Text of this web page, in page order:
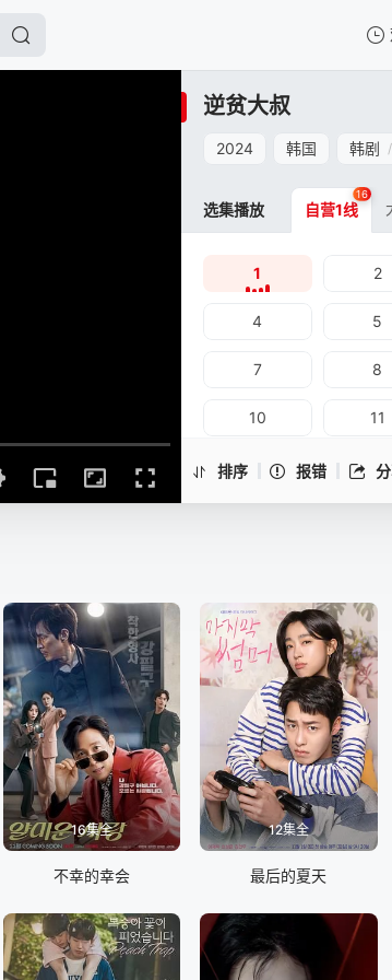
我的观影记录
逆贫大叔
2024 韩国 韩剧 /
排序 报错
选集播放 自营1线
16
1 2
4 5
7 8
10 11
14
16集全
不幸的幸会
12集全
最后的夏天